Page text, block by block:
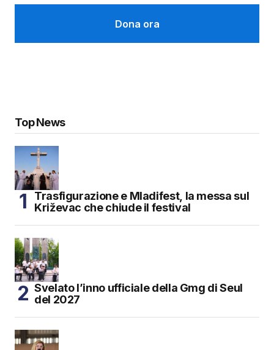
Dona ora
Top News
Trasfigurazione e Mladifest, la messa sul
Križevac che chiude il festival
Svelato l’inno ufficiale della Gmg di Seul
del 2027